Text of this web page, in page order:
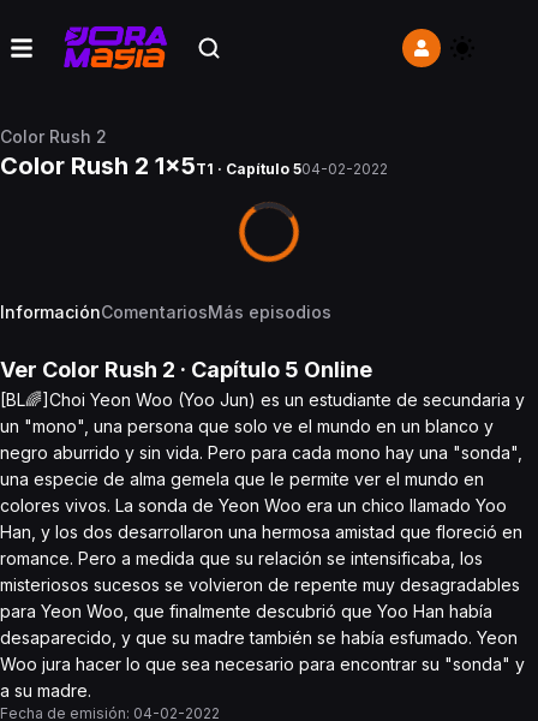
Color Rush 2
Color Rush 2 1x5T1 · Capítulo 504-02-2022
InformaciónComentariosMás episodios
Ver Color Rush 2 · Capítulo 5 Online
[BL🌈]Choi Yeon Woo (Yoo Jun) es un estudiante de secundaria y
un "mono", una persona que solo ve el mundo en un blanco y
negro aburrido y sin vida. Pero para cada mono hay una "sonda",
una especie de alma gemela que le permite ver el mundo en
colores vivos. La sonda de Yeon Woo era un chico llamado Yoo
Han, y los dos desarrollaron una hermosa amistad que floreció en
romance. Pero a medida que su relación se intensificaba, los
misteriosos sucesos se volvieron de repente muy desagradables
para Yeon Woo, que finalmente descubrió que Yoo Han había
desaparecido, y que su madre también se había esfumado. Yeon
Woo jura hacer lo que sea necesario para encontrar su "sonda" y
a su madre.
Fecha de emisión: 04-02-2022